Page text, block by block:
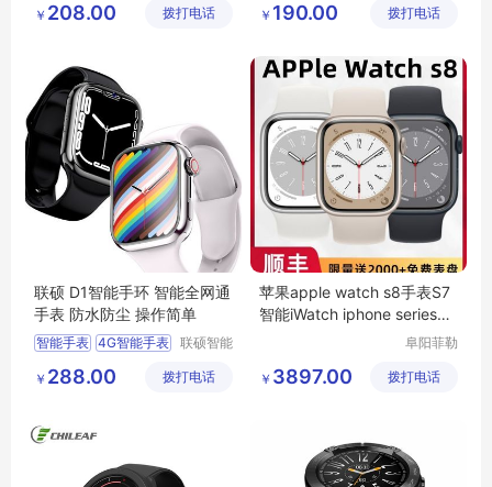
健康智能运动手表
有限公司
￥ 208.00 拨打电话
4G手表
有限公司
￥ 190.00 拨打电话
联硕 D1智能手环 智能全网通
手表 防水防尘 操作简单
智能手表 4G智能手表
心脑血管疾病预警手表
联硕智能
有限公司
￥ 288.00 拨打电话
苹果apple watch s8手表S7
智能iWatch iphone series新
阜阳菲勒
公司
￥ 3897.00 拨打电话